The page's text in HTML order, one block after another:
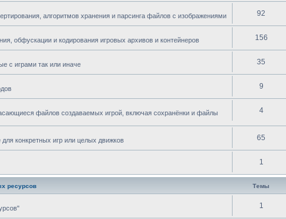
алгоритмов хранения и парсинга файлов с изображениями 92
обфускации и кодирования игровых архивов и контейнеров 156
с играми так или иначе 35
9
файлов создаваемых игрой, включая сохранёнки и файлы
4
конкретных игр или целых движков 65
1
ресурсов Темы
1